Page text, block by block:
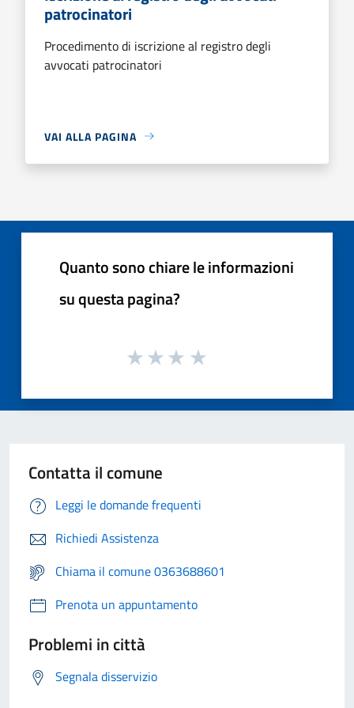
patrocinatori
Procedimento di iscrizione al registro degli
avvocati patrocinatori
VAI ALLA PAGINA
Quanto sono chiare le informazioni
su questa pagina?
Contatta il comune
Leggi le domande frequenti
Richiedi Assistenza
Chiama il comune 0363688601
Prenota un appuntamento
Problemi in città
Segnala disservizio